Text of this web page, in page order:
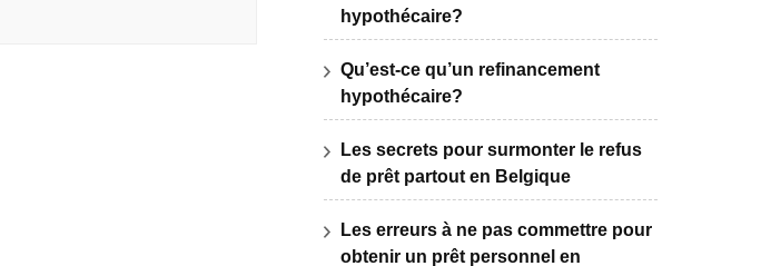
hypothécaire?
Qu’est-ce qu’un refinancement
hypothécaire?
Les secrets pour surmonter le refus
de prêt partout en Belgique
Les erreurs à ne pas commettre pour
obtenir un prêt personnel en